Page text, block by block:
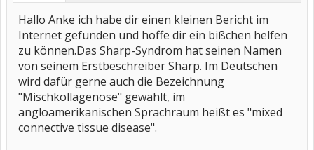
Hallo Anke ich habe dir einen kleinen Bericht im
Internet gefunden und hoffe dir ein bißchen helfen
zu können.Das Sharp-Syndrom hat seinen Namen
von seinem Erstbeschreiber Sharp. Im Deutschen
wird dafür gerne auch die Bezeichnung
"Mischkollagenose" gewählt, im
angloamerikanischen Sprachraum heißt es "mixed
connective tissue disease".